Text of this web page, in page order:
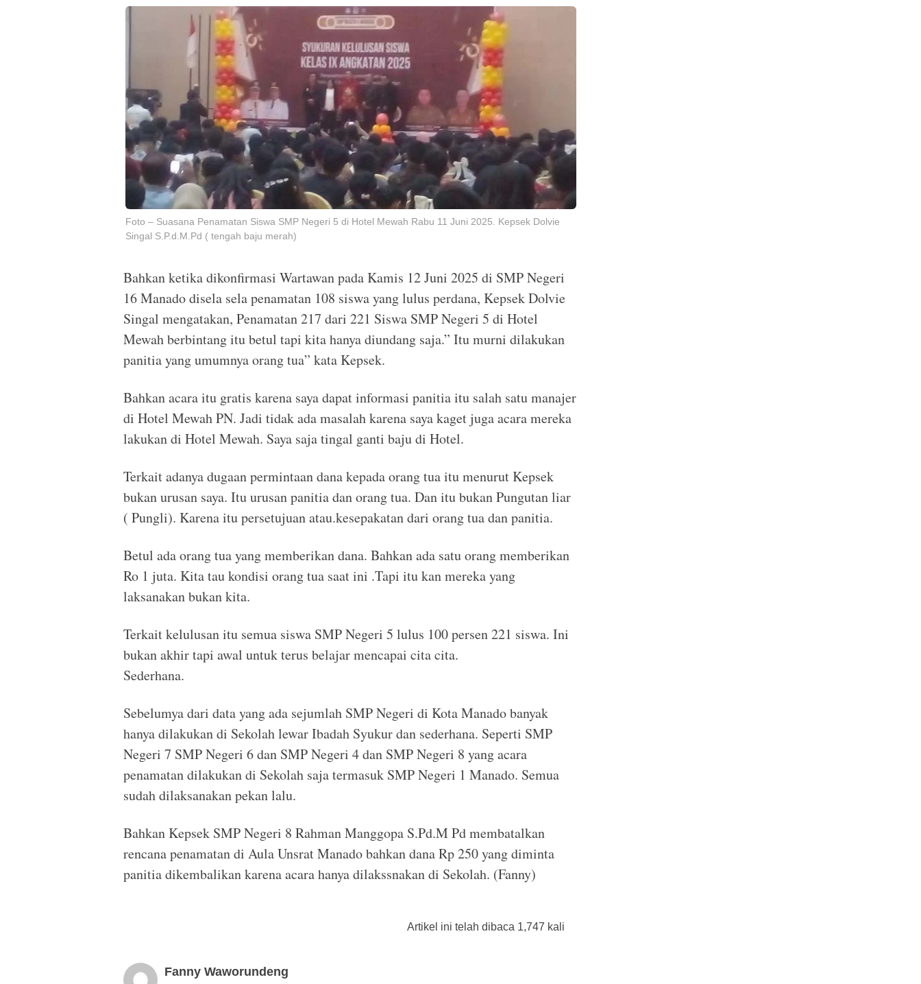
Foto – Suasana Penamatan Siswa SMP Negeri 5 di Hotel Mewah Rabu 11 Juni 2025. Kepsek Dolvie
Singal S.P.d.M.Pd ( tengah baju merah)
Bahkan ketika dikonfirmasi Wartawan pada Kamis 12 Juni 2025 di SMP Negeri
16 Manado disela sela penamatan 108 siswa yang lulus perdana, Kepsek Dolvie
Singal mengatakan, Penamatan 217 dari 221 Siswa SMP Negeri 5 di Hotel
Mewah berbintang itu betul tapi kita hanya diundang saja.” Itu murni dilakukan
panitia yang umumnya orang tua” kata Kepsek.
Bahkan acara itu gratis karena saya dapat informasi panitia itu salah satu manajer
di Hotel Mewah PN. Jadi tidak ada masalah karena saya kaget juga acara mereka
lakukan di Hotel Mewah. Saya saja tingal ganti baju di Hotel.
Terkait adanya dugaan permintaan dana kepada orang tua itu menurut Kepsek
bukan urusan saya. Itu urusan panitia dan orang tua. Dan itu bukan Pungutan liar
( Pungli). Karena itu persetujuan atau.kesepakatan dari orang tua dan panitia.
Betul ada orang tua yang memberikan dana. Bahkan ada satu orang memberikan
Ro 1 juta. Kita tau kondisi orang tua saat ini .Tapi itu kan mereka yang
laksanakan bukan kita.
Terkait kelulusan itu semua siswa SMP Negeri 5 lulus 100 persen 221 siswa. Ini
bukan akhir tapi awal untuk terus belajar mencapai cita cita.
Sederhana.
Sebelumya dari data yang ada sejumlah SMP Negeri di Kota Manado banyak
hanya dilakukan di Sekolah lewar Ibadah Syukur dan sederhana. Seperti SMP
Negeri 7 SMP Negeri 6 dan SMP Negeri 4 dan SMP Negeri 8 yang acara
penamatan dilakukan di Sekolah saja termasuk SMP Negeri 1 Manado. Semua
sudah dilaksanakan pekan lalu.
Bahkan Kepsek SMP Negeri 8 Rahman Manggopa S.Pd.M Pd membatalkan
rencana penamatan di Aula Unsrat Manado bahkan dana Rp 250 yang diminta
panitia dikembalikan karena acara hanya dilakssnakan di Sekolah. (Fanny)
Artikel ini telah dibaca 1,747 kali
Fanny Waworundeng